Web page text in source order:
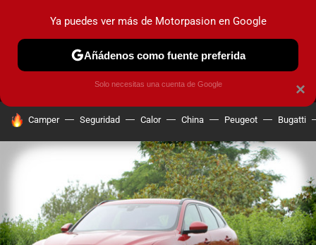
MENÚ NUEVO
COCHES ELÉCTRICOS OBSERVATORIO
HOY SE HABLA DE
Camper Seguridad Calor China Peugeot Bugatti
×
Ya puedes ver más de Motorpasion en Google
Añádenos como fuente preferida
Solo necesitas una cuenta de Google